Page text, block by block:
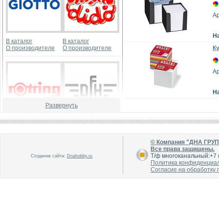
В каталог
О производителе
В каталог
О производителе
Развернуть
Создание сайта: Dnahobby.ru
© Компания "ДНА
Все права защищены.
Т/ф
Политика
Согласие на